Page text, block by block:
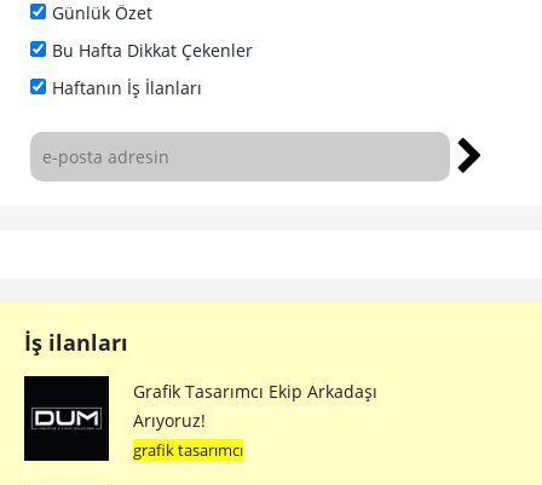
Günlük Özet
Bu Hafta Dikkat Çekenler
Haftanın İş İlanları
İş ilanları
Grafik Tasarımcı Ekip Arkadaşı
Arıyoruz!
grafik tasarımcı